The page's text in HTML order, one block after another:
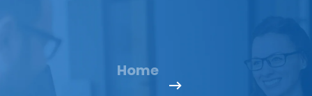
Home